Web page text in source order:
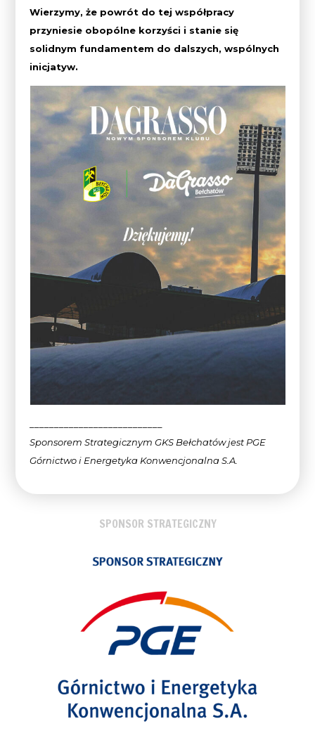
Wierzymy, że powrót do tej współpracy
przyniesie obopólne korzyści i stanie się
solidnym fundamentem do dalszych, wspólnych
inicjatyw.
Sponsorem Strategicznym GKS Bełchatów jest PGE
Górnictwo i Energetyka Konwencjonalna S.A.
SPONSOR STRATEGICZNY